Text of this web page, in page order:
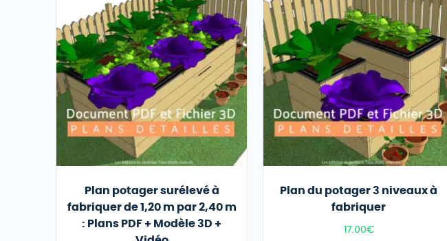
Plan potager surélevé à
fabriquer de 1,20 m par 2,40 m
: Plans PDF + Modèle 3D +
Plan du potager 3 niveaux à
fabriquer
17.00€